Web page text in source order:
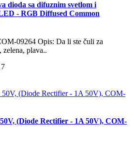
dioda sa difuznim svetlom i
- RGB Diffused Common
09264 Opis: Da li ste čuli za
plava..
(Diode Rectifier - 1A 50V), COM-